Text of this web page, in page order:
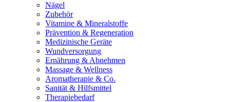
Nägel
Zubehör
Vitamine & Mineralstoffe
Prävention & Regeneration
Medizinische Geräte
Wundversorgung
Ernährung & Abnehmen
Massage & Wellness
Aromatherapie & Co.
Sanität & Hilfsmittel
Therapiebedarf